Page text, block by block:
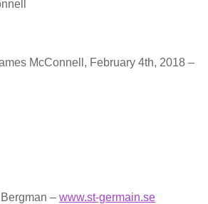
McConnell, February 4th, 2018 –
– www.st-germain.se